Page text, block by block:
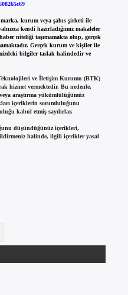
kurum veya şahıs şirketi ile
kendi hazırladığımız makaleler
niteliği taşımamakta olup, gerçek
Gerçek kurum ve kişiler ile
bilgiler taslak halindedir ve
ve İletişim Kurumu (BTK)
hizmet vermektedir. Bu nedenle,
araştırma yükümlülüğümüz
içeriklerin sorumluluğunu
kabul etmiş sayılırlar.
düşündüğünüz içerikleri,
halinde, ilgili içerikler yasal